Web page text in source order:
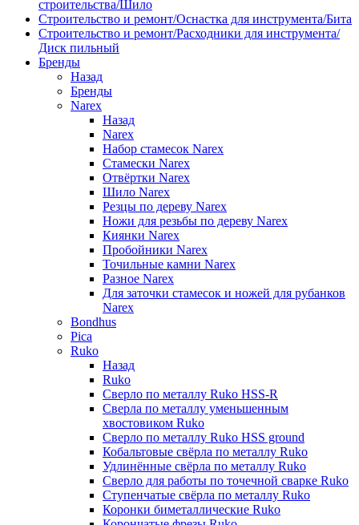
строительства/Шило
Строительство и ремонт/Оснастка для инструмента/Бита
Строительство и ремонт/Расходники для инструмента/
Диск пильный
Бренды
Назад
Бренды
Narex
Назад
Narex
Набор стамесок Narex
Стамески Narex
Отвёртки Narex
Шило Narex
Резцы по дереву Narex
Ножи для резьбы по дереву Narex
Киянки Narex
Пробойники Narex
Точильные камни Narex
Разное Narex
Для заточки стамесок и ножей для рубанков
Narex
Bondhus
Pica
Ruko
Назад
Ruko
Сверло по металлу Ruko HSS-R
Сверла по металлу уменьшенным
хвостовиком Ruko
Сверло по металлу Ruko HSS ground
Кобальтовые свёрла по металлу Ruko
Удлинённые свёрла по металлу Ruko
Сверло для работы по точечной сварке Ruko
Ступенчатые свёрла по металлу Ruko
Коронки биметаллические Ruko